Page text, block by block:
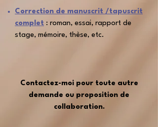
Correction de manuscrit /tapuscrit
complet : roman, essai, rapport de
stage, mémoire, thèse, etc.
Contactez-moi pour toute autre
demande ou proposition de
collaboration.